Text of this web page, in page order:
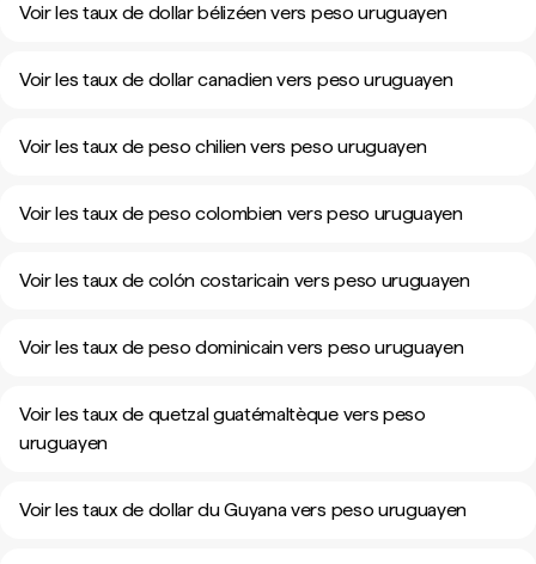
Voir les taux de dollar bélizéen vers peso uruguayen
Voir les taux de dollar canadien vers peso uruguayen
Voir les taux de peso chilien vers peso uruguayen
Voir les taux de peso colombien vers peso uruguayen
Voir les taux de colón costaricain vers peso uruguayen
Voir les taux de peso dominicain vers peso uruguayen
Voir les taux de quetzal guatémaltèque vers peso
uruguayen
Voir les taux de dollar du Guyana vers peso uruguayen